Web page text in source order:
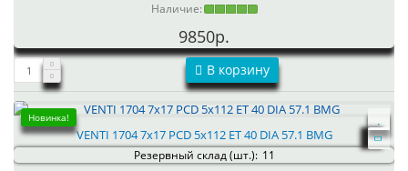
Наличие:
9850р.
В корзину
Новинка!
VENTI 1704 7x17 PCD 5x112 ET 40 DIA 57.1 BMG
Резервный склад (шт.): 11